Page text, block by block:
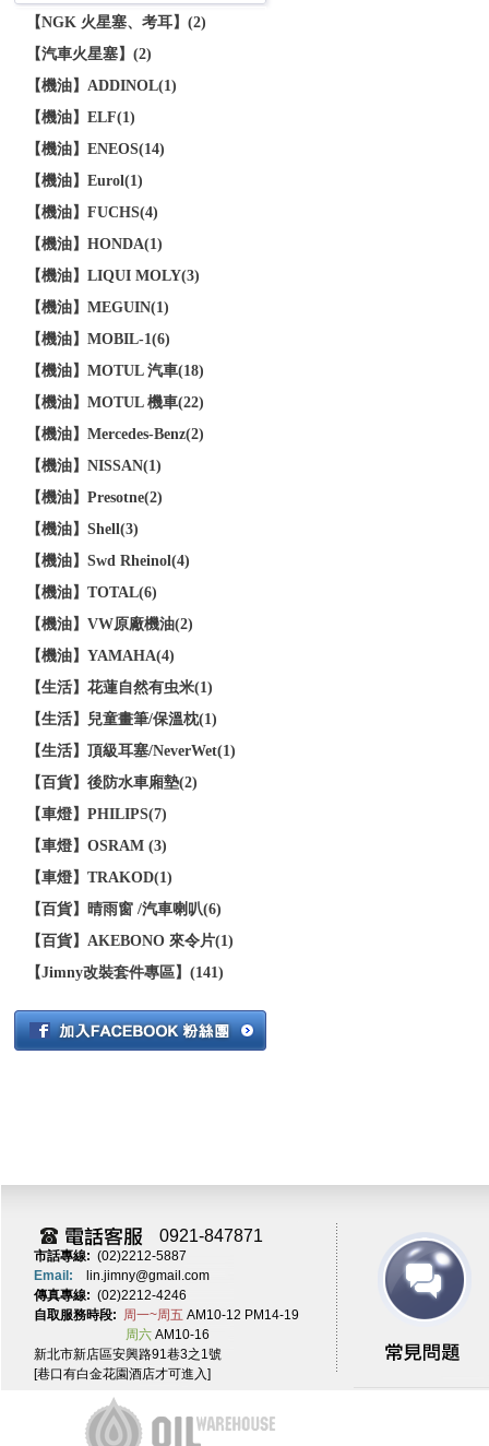
【NGK 火星塞、考耳】(2)
【汽車火星塞】(2)
【機油】ADDINOL(1)
【機油】ELF(1)
【機油】ENEOS(14)
【機油】Eurol(1)
【機油】FUCHS(4)
【機油】HONDA(1)
【機油】LIQUI MOLY(3)
【機油】MEGUIN(1)
【機油】MOBIL-1(6)
【機油】MOTUL 汽車(18)
【機油】MOTUL 機車(22)
【機油】Mercedes-Benz(2)
【機油】NISSAN(1)
【機油】Presotne(2)
【機油】Shell(3)
【機油】Swd Rheinol(4)
【機油】TOTAL(6)
【機油】VW原廠機油(2)
【機油】YAMAHA(4)
【生活】花蓮自然有虫米(1)
【生活】兒童畫筆/保溫枕(1)
【生活】頂級耳塞/NeverWet(1)
【百貨】後防水車廂墊(2)
【車燈】PHILIPS(7)
【車燈】OSRAM (3)
【車燈】TRAKOD(1)
【百貨】晴雨窗 /汽車喇叭(6)
【百貨】AKEBONO 來令片(1)
【Jimny改裝套件專區】(141)
0921-847871
市話專線: (02)2212-5887
Email: lin.jimny@gmail.com
傳真專線: (02)2212-4246
自取服務時段: 周一~周五 AM10-12 PM14-19
周六 AM10-16
新北市新店區安興路91巷3之1號
[巷口有白金花園酒店才可進入]